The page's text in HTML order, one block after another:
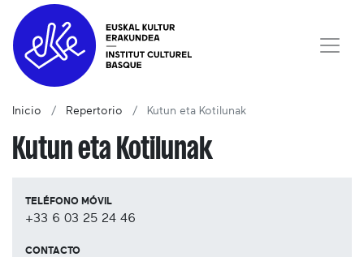
Inicio Repertorio Kutun eta Kotilunak
Kutun eta Kotilunak
TELÉFONO MÓVIL
+33 6 03 25 24 46
CONTACTO